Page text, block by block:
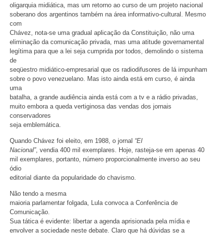
oligarquia midiática, mas um retorno ao curso de um projeto nacional
soberano dos argentinos também na área informativo-cultural. Mesmo
com
Chávez, nota-se uma gradual aplicação da Constituição, não uma
eliminação da comunicação privada, mas uma atitude governamental
legítima para que a lei seja cumprida por todos, demolindo o sistema
de
seqüestro midiático-empresarial que os radiodifusores de lá impunham
sobre o povo venezuelano. Mas isto ainda está em curso, é ainda
uma
batalha, a grande audiência ainda está com a tv e a rádio privadas,
muito embora a queda vertiginosa das vendas dos jornais
conservadores
seja emblemática.
Quando Chávez foi eleito, em 1988, o jornal “El
Nacional”, vendia 400 mil exemplares. Hoje, rasteja-se em apenas 40
mil exemplares, portanto, número proporcionalmente inverso ao seu
ódio
editorial diante da popularidade do chavismo.
Não tendo a mesma
maioria parlamentar folgada, Lula convoca a Conferência de
Comunicação.
Sua tática é evidente: libertar a agenda aprisionada pela mídia e
envolver a sociedade neste debate. Claro que há dúvidas se a